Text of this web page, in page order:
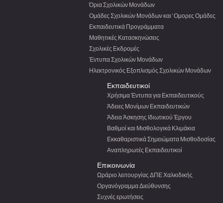
Όρια Σχολικών Μονάδων
Ομάδες Σχολικών Μονάδων και ‘Ομορες Ομάδες
Εκπαιδευτικά Προγράμματα
Μαθητικές Κατασκηνώσεις
Σχολικές Εκδρομές
Έντυπα Σχολικών Μονάδων
Ηλεκτρονικός Εξοπλισμός Σχολικών Μονάδων
Εκπαιδευτικοί
Χρήσιμα Έντυπα για Εκπαιδευτικούς
Άδειες Μονίμων Εκπαιδευτικών
Άδεια Άσκησης Ιδιωτικού Έργου
Βαθμοί και Μισθολογικά Κλιμάκια
Εκκαθαριστικά Σημειώματα Μισθοδοσίας
Αναπληρωτές Εκπαιδευτικοί
Επικοινωνία
Ωράριο λειτουργίας ΔΠΕ Χαλκιδικής
Οργανόγραμμα Διεύθυνσης
Συχνές ερωτήσεις